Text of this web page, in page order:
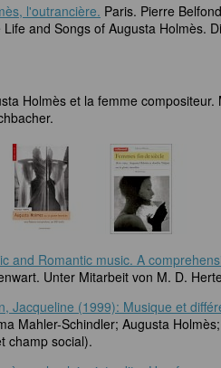
l'outrancière. Paris. Pierre
and Songs of Augusta Holmès.
Holmès et la femme compositeur.
and Romantic music. A
Unter Mitarbeit von M. D.
Jacqueline (1999): Musique et
Mahler-Schindler; Augusta
champ social).